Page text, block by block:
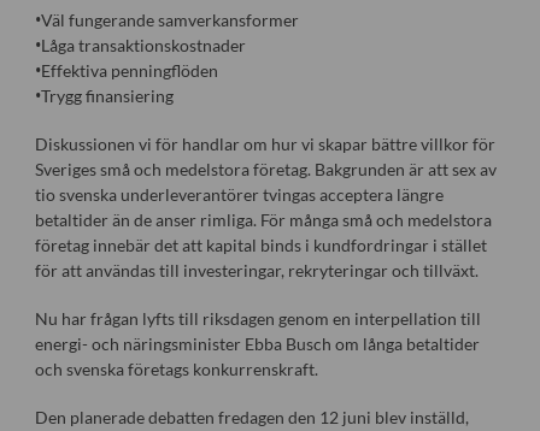
•Väl fungerande samverkansformer
•Låga transaktionskostnader
•Effektiva penningflöden
•Trygg finansiering
Diskussionen vi för handlar om hur vi skapar bättre villkor för
Sveriges små och medelstora företag. Bakgrunden är att sex av
tio svenska underleverantörer tvingas acceptera längre
betaltider än de anser rimliga. För många små och medelstora
företag innebär det att kapital binds i kundfordringar i stället
för att användas till investeringar, rekryteringar och tillväxt.
Nu har frågan lyfts till riksdagen genom en interpellation till
energi- och näringsminister Ebba Busch om långa betaltider
och svenska företags konkurrenskraft.
Den planerade debatten fredagen den 12 juni blev inställd,